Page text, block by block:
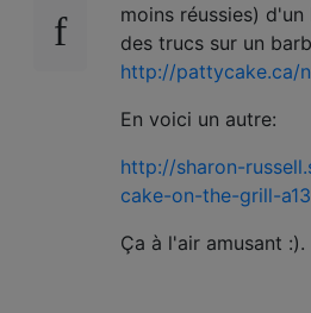
moins réussies)
des trucs sur un
http://pattycake.ca/
En voici un autre:
http://sharon-
cake-on-the-grill-
Ça à l'air amusant :).